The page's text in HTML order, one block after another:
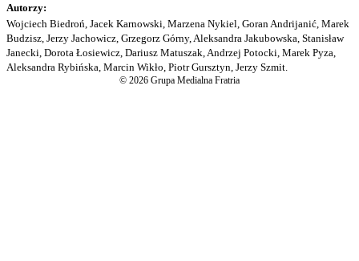
Autorzy:
Wojciech Biedroń, Jacek Karnowski, Marzena Nykiel, Goran Andrijanić, Marek
Budzisz, Jerzy Jachowicz, Grzegorz Górny, Aleksandra Jakubowska, Stanisław
Janecki, Dorota Łosiewicz, Dariusz Matuszak, Andrzej Potocki, Marek Pyza,
Aleksandra Rybińska, Marcin Wikło, Piotr Gursztyn, Jerzy Szmit.
© 2026 Grupa Medialna Fratria